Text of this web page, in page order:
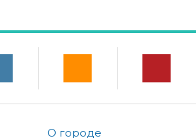
О городе